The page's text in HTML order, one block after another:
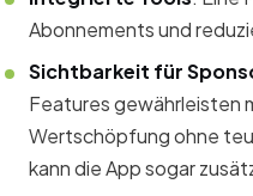
Abonnements und
Sichtbarkeit für
Features gewährleisten
Wertschöpfung ohne
kann die App sogar